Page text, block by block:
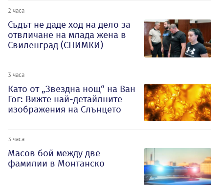
2 часа
Съдът не даде ход на дело за
отвличане на млада жена в
Свиленград (СНИМКИ)
3 часа
Като от „Звездна нощ“ на Ван
Гог: Вижте най-детайлните
изображения на Слънцето
3 часа
Масов бой между две
фамилии в Монтанско